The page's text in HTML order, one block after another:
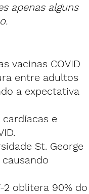
apenas alguns
vacinas COVID
entre adultos
a expectativa
e
St. George
2 oblitera 90% do